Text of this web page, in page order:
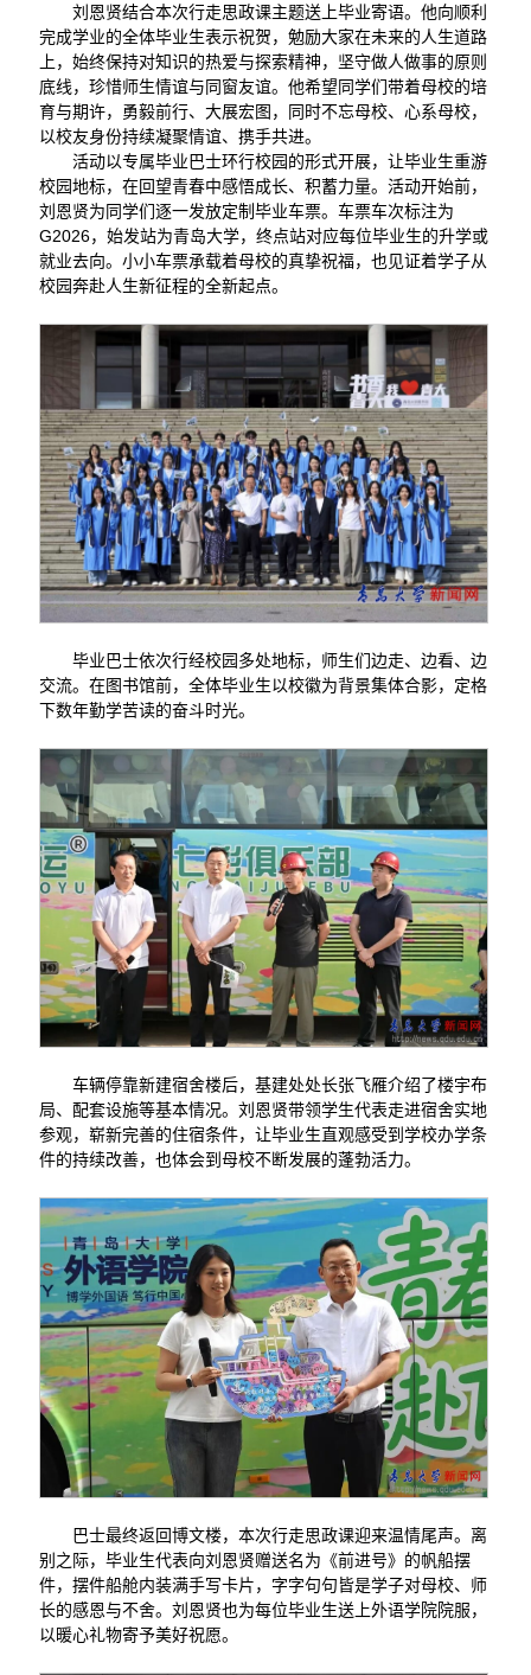
刘恩贤结合本次行走思政课主题送上毕业寄语。他向顺利
完成学业的全体毕业生表示祝贺，勉励大家在未来的人生道路
上，始终保持对知识的热爱与探索精神，坚守做人做事的原则
底线，珍惜师生情谊与同窗友谊。他希望同学们带着母校的培
育与期许，勇毅前行、大展宏图，同时不忘母校、心系母校，
以校友身份持续凝聚情谊、携手共进。
活动以专属毕业巴士环行校园的形式开展，让毕业生重游
校园地标，在回望青春中感悟成长、积蓄力量。活动开始前，
刘恩贤为同学们逐一发放定制毕业车票。车票车次标注为
G2026，始发站为青岛大学，终点站对应每位毕业生的升学或
就业去向。小小车票承载着母校的真挚祝福，也见证着学子从
校园奔赴人生新征程的全新起点。
毕业巴士依次行经校园多处地标，师生们边走、边看、边
交流。在图书馆前，全体毕业生以校徽为背景集体合影，定格
下数年勤学苦读的奋斗时光。
车辆停靠新建宿舍楼后，基建处处长张飞雁介绍了楼宇布
局、配套设施等基本情况。刘恩贤带领学生代表走进宿舍实地
参观，崭新完善的住宿条件，让毕业生直观感受到学校办学条
件的持续改善，也体会到母校不断发展的蓬勃活力。
巴士最终返回博文楼，本次行走思政课迎来温情尾声。离
别之际，毕业生代表向刘恩贤赠送名为《前进号》的帆船摆
件，摆件船舱内装满手写卡片，字字句句皆是学子对母校、师
长的感恩与不舍。刘恩贤也为每位毕业生送上外语学院院服，
以暖心礼物寄予美好祝愿。